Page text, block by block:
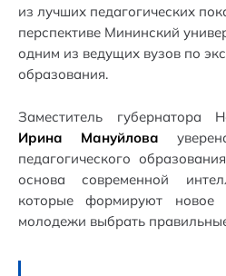
из лучших педагогических
перспективе Мининский
одним из ведущих вузов по
образования.
Заместитель губернатора
Ирина Мануйлова
педагогического
основа современной
которые формируют
молодежи выбрать